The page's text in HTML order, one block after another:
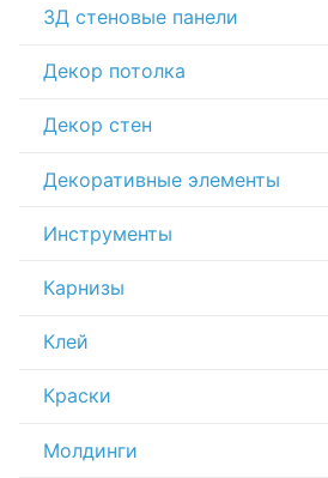
3Д стеновые панели
Декор потолка
Декор стен
Декоративные элементы
Инструменты
Карнизы
Клей
Краски
Молдинги